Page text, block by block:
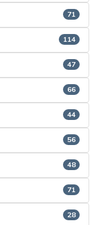
71
114
47
66
44
56
48
71
28